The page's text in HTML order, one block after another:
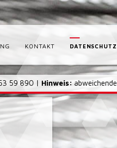
KONTAKT DATENSCHUTZ
59 890 | Hinweis: abweichende